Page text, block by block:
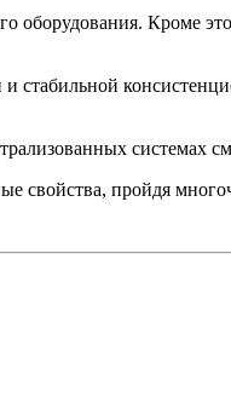
оборудования. Кроме
стабильной
системах
свойства, пройдя